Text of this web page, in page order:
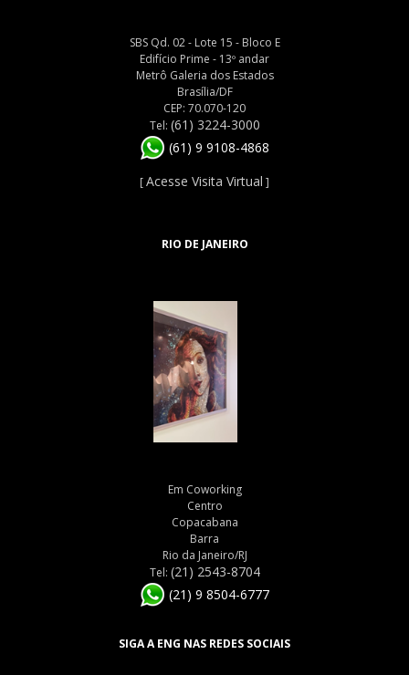
SBS Qd. 02 - Lote 15 - Bloco E
Edifício Prime - 13º andar
Metrô Galeria dos Estados
Brasília/DF
CEP: 70.070-120
Tel: (61) 3224-3000
(61) 9 9108-4868
[Acesse Visita Virtual ]
RIO DE JANEIRO
Em Coworking
Centro
Copacabana
Barra
Rio da Janeiro/RJ
Tel: (21) 2543-8704
(21) 9 8504-6777
SIGA A ENG NAS REDES SOCIAIS